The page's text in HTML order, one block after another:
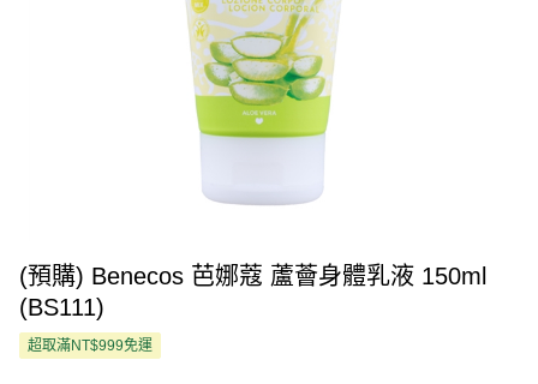
(預購) Benecos 芭娜蔻 蘆薈身體乳液 150ml
(BS111)
超取滿NT$999免運